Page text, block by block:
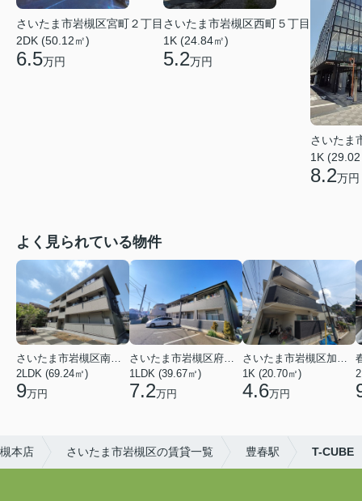
さいたま市岩槻区宮町２丁目
2DK (50.12㎡)
6.5万円
さいたま市岩槻区西町５丁目
1K (24.84㎡)
5.2万円
さいたま
1K
8.2万円
よく見られている物件
2LDK (69.24㎡)
9万円
1LDK (39.67㎡)
7.2万円
1K (20.70㎡)
4.6万円
本店 さいたま市岩槻区の賃貸一覧 豊春駅 T-CUBE